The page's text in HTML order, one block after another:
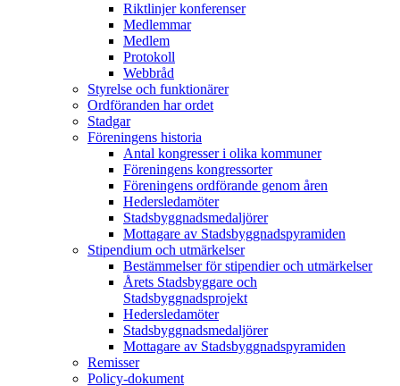
Riktlinjer konferenser
Medlemmar
Medlem
Protokoll
Webbråd
Styrelse och funktionärer
Ordföranden har ordet
Stadgar
Föreningens historia
Antal kongresser i olika kommuner
Föreningens kongressorter
Föreningens ordförande genom åren
Hedersledamöter
Stadsbyggnadsmedaljörer
Mottagare av Stadsbyggnadspyramiden
Stipendium och utmärkelser
Bestämmelser för stipendier och utmärkelser
Årets Stadsbyggare och
Stadsbyggnadsprojekt
Hedersledamöter
Stadsbyggnadsmedaljörer
Mottagare av Stadsbyggnadspyramiden
Remisser
Policy-dokument